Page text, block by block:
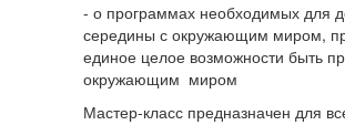
- о программах необходимых для
середины с окружающим миром,
единое целое возможности быть
окружающим миром
Мастер-класс предназначен для